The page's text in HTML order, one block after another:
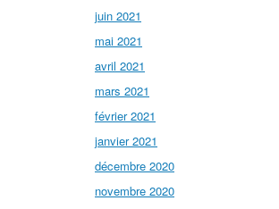
juin 2021
mai 2021
avril 2021
mars 2021
février 2021
janvier 2021
décembre 2020
novembre 2020